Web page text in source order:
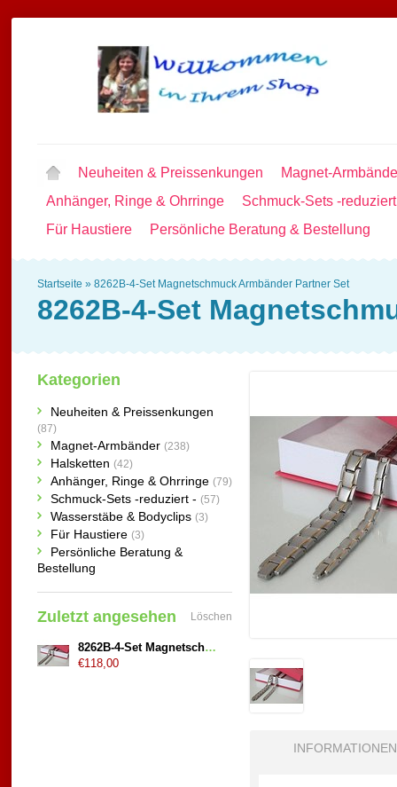
Neuheiten & Preissenkungen
Magnet-
Anhänger, Ringe & Ohrringe
Schmuck-Sets -
Für Haustiere
Persönliche Beratung & Bestellung
Startseite » 8262B-4-Set Magnetschmuck Armbänder Partner Set
8262B-4-Set
INFORMATIONEN
Kategorien
Neuheiten & Preissenkungen
(87)
Magnet-Armbänder (238)
Halsketten (42)
Anhänger, Ringe & Ohrringe (79)
Schmuck-Sets -reduziert - (57)
Wasserstäbe & Bodyclips (3)
Für Haustiere (3)
Persönliche Beratung &
Bestellung
Zuletzt angesehen Löschen
8262B-4-Set Magnetschmuck Armbänder Partner Set
€118,00